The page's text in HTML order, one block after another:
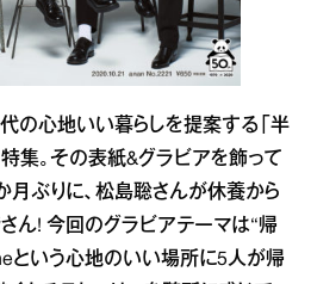
の心地いい暮らしを提案する「半
集。その表紙&グラビアを飾って
月ぶりに、松島聡さんが休養から
ん! 今回のグラビアテーマは“帰
という心地のいい場所に5人が帰